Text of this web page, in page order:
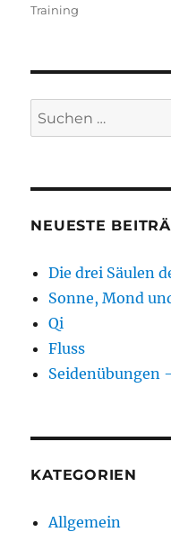
Training
Suchen
nach:
NEUESTE
Die drei Säulen
Sonne, Mond
Qi
Fluss
Seidenübungen
KATEGORIEN
Allgemein